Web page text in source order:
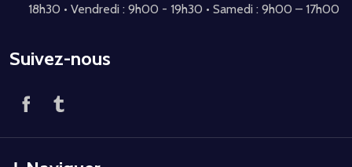
18h30 • Vendredi : 9h00 - 19h30 • Samedi : 9h00 – 17h00
Suivez-nous